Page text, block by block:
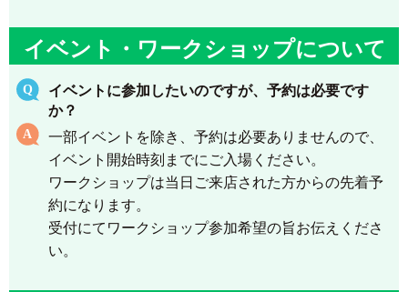
イベント・ワークショップについて
イベントに参加したいのですが、予約は必要です
か？
一部イベントを除き、予約は必要ありませんので、
イベント開始時刻までにご入場ください。
ワークショップは当日ご来店された方からの先着予
約になります。
受付にてワークショップ参加希望の旨お伝えくださ
い。